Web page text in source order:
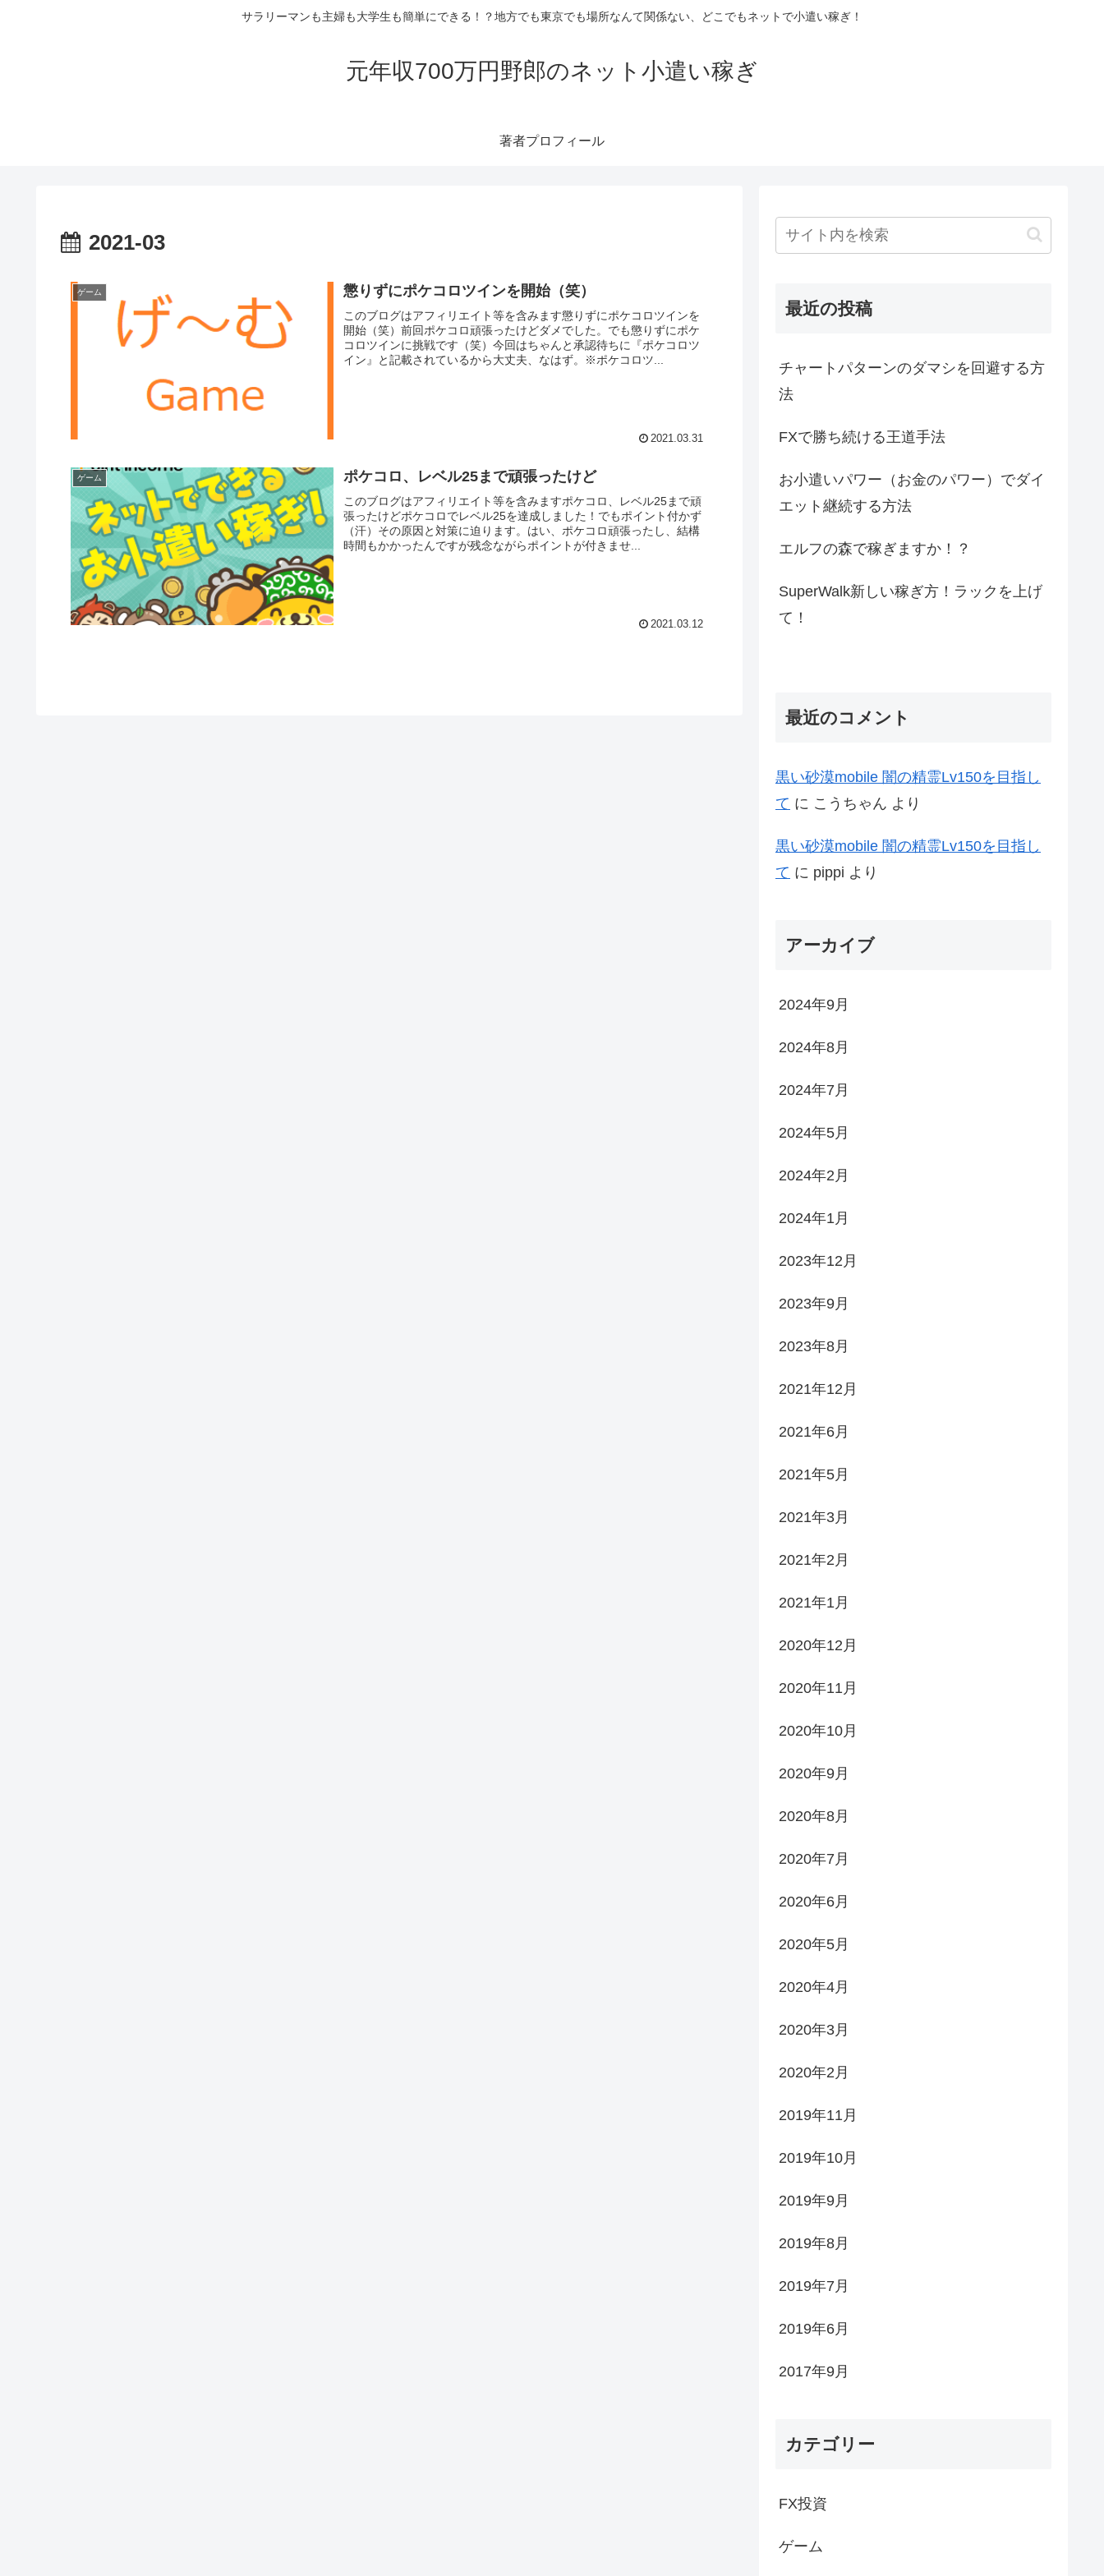
サラリーマンも主婦も大学生も簡単にできる！？地方でも東京でも場所なんて関係ない、どこでもネットで小遣い稼ぎ！
元年収700万円野郎のネット小遣い稼ぎ
著者プロフィール
2021-03
ゲーム 懲りずにポケコロツインを開始（笑）
このブログはアフィリエイト等を含みます懲りずにポケコロツインを
開始（笑）前回ポケコロ頑張ったけどダメでした。でも懲りずにポケ
コロツインに挑戦です（笑）今回はちゃんと承認待ちに『ポケコロツ
イン』と記載されているから大丈夫、なはず。※ポケコロツ...
2021.03.31
ゲーム ポケコロ、レベル25まで頑張ったけど
このブログはアフィリエイト等を含みますポケコロ、レベル25まで頑
張ったけどポケコロでレベル25を達成しました！でもポイント付かず
（汗）その原因と対策に迫ります。はい、ポケコロ頑張ったし、結構
時間もかかったんですが残念ながらポイントが付きませ...
2021.03.12
最近の投稿
チャートパターンのダマシを回避する方
法
FXで勝ち続ける王道手法
お小遣いパワー（お金のパワー）でダイ
エット継続する方法
エルフの森で稼ぎますか！？
SuperWalk新しい稼ぎ方！ラックを上げ
て！
最近のコメント
黒い砂漠mobile 闇の精霊Lv150を目指し
て に こうちゃん より
黒い砂漠mobile 闇の精霊Lv150を目指し
て に pippi より
アーカイブ
2024年9月
2024年8月
2024年7月
2024年5月
2024年2月
2024年1月
2023年12月
2023年9月
2023年8月
2021年12月
2021年6月
2021年5月
2021年3月
2021年2月
2021年1月
2020年12月
2020年11月
2020年10月
2020年9月
2020年8月
2020年7月
2020年6月
2020年5月
2020年4月
2020年3月
2020年2月
2019年11月
2019年10月
2019年9月
2019年8月
2019年7月
2019年6月
2017年9月
カテゴリー
FX投資
ゲーム